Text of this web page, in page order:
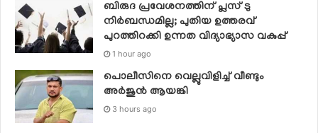
ബിരുദ പ്രവേശനത്തിന് പ്ലസ് ടു
നിര്‍ബന്ധമില്ല; പുതിയ ഉത്തരവ്
പുറത്തിറക്കി ഉന്നത വിദ്യാഭ്യാസ വകുപ്പ്
1 hour ago
പൊലീസിനെ വെല്ലുവിളിച്ച് വീണ്ടും
അർജുൻ ആയങ്കി
3 hours ago